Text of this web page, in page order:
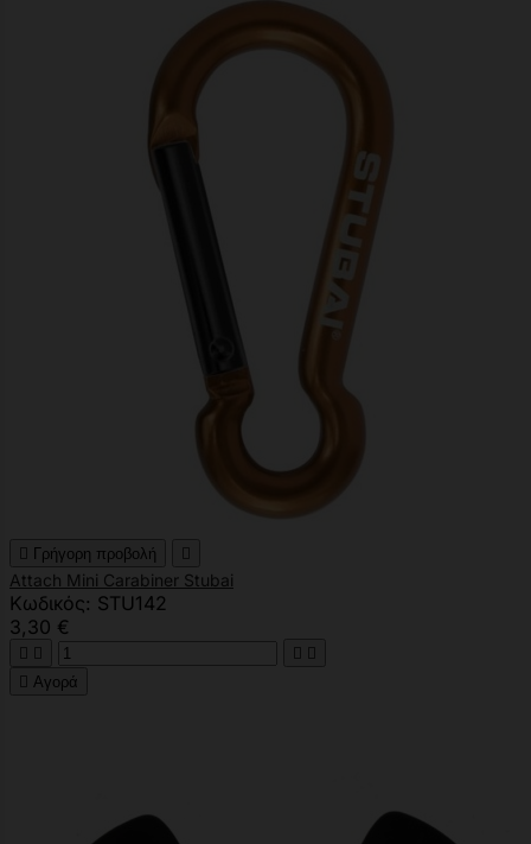
 Γρήγορη προβολή 
Attach Mini Carabiner Stubai
Κωδικός: STU142
3,30 €
   
 Αγορά